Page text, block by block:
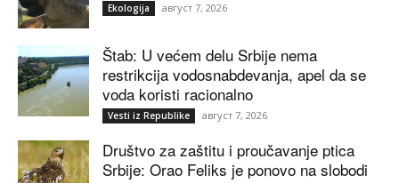
Ekologija август 7, 2026
Štab: U većem delu Srbije nema
restrikcija vodosnabdevanja, apel da se
voda koristi racionalno
Vesti iz Republike август 7, 2026
Društvo za zaštitu i proučavanje ptica
Srbije: Orao Feliks je ponovo na slobodi